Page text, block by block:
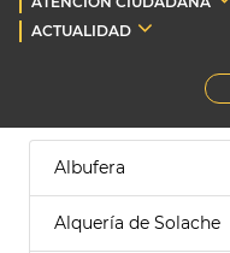
ACTUALIDAD
Albufera
Alquería de Solache